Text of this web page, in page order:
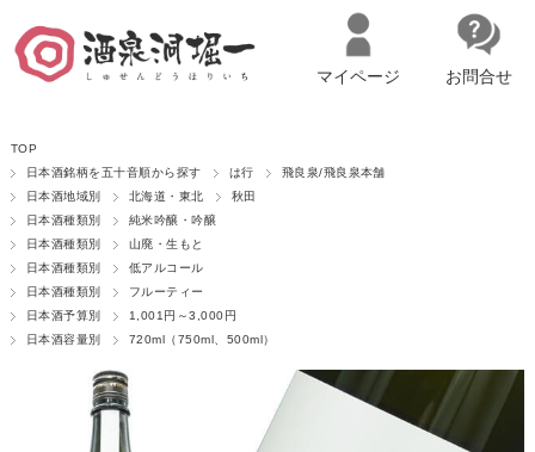
マイページへログイン カートをみる
マイページ お問合せ
TOP
日本酒銘柄を五十音順から探す
は行
飛良泉/飛良泉本舗
日本酒地域別
北海道・東北
秋田
日本酒種類別
純米吟醸・吟醸
日本酒種類別
山廃・生もと
日本酒種類別
低アルコール
日本酒種類別
フルーティー
日本酒予算別
1,001円～3,000円
日本酒容量別
720ml（750ml、500ml）